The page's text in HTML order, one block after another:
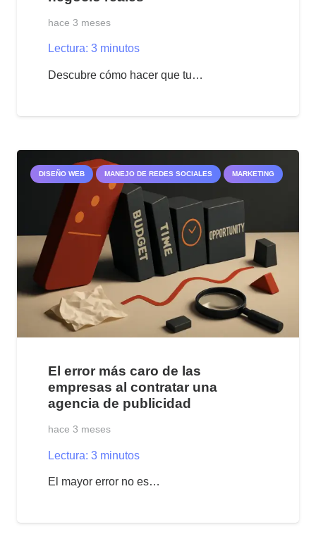
hace 3 meses
Lectura: 3 minutos
Descubre cómo hacer que tu…
DISEÑO WEB MANEJO DE REDES SOCIALES MARKETING
El error más caro de las
empresas al contratar una
agencia de publicidad
hace 3 meses
Lectura: 3 minutos
El mayor error no es…